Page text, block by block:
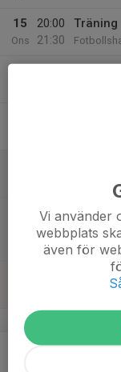
15
Ons
20:00
21:30
Träning
16:00
18:00
Match
Damer 5 A
Södervik 1
17:30
Träning
Vi använder
webbplats
även för